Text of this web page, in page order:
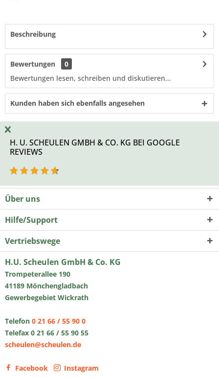
Beschreibung
Bewertungen
0
Bewertungen lesen, schreiben und diskutieren...
Kunden haben sich ebenfalls angesehen
H. U. SCHEULEN GMBH & CO. KG BEI GOOGLE
REVIEWS
Über uns
Hilfe/Support
Vertriebswege
H.U. Scheulen GmbH & Co. KG
Trompeterallee 190
41189 Mönchengladbach
Gewerbegebiet Wickrath
Telefon 0 21 66 / 55 90 0
Telefax 0 21 66 / 55 90 55
scheulen@scheulen.de
Facebook Instagram